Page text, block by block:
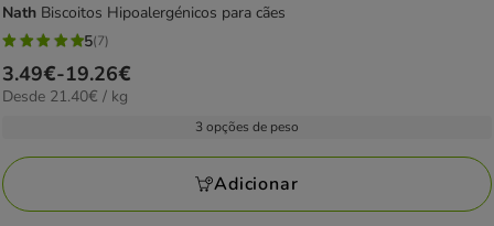
Nath Biscoitos Hipoalergénicos para cães
5
estrelas
com
avaliações
5(7)
Preço
de
19.26€
3.49€-19.26€
21.40€
Desde 21.40€ / kg
3 opções de peso
Adicionar